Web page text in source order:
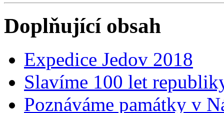
Doplňující obsah
Expedice Jedov 2018
Slavíme 100 let
Poznáváme památky v